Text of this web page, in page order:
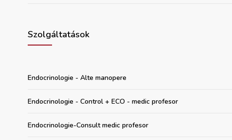
Szolgáltatások
Endocrinologie - Alte manopere
Endocrinologie - Control + ECO - medic profesor
Endocrinologie-Consult medic profesor